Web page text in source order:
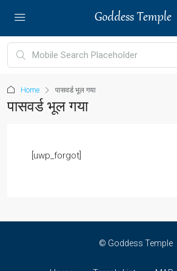
Home पासवर्ड भूल गया
पासवर्ड भूल गया
[uwp_forgot]
© Goddess Temple